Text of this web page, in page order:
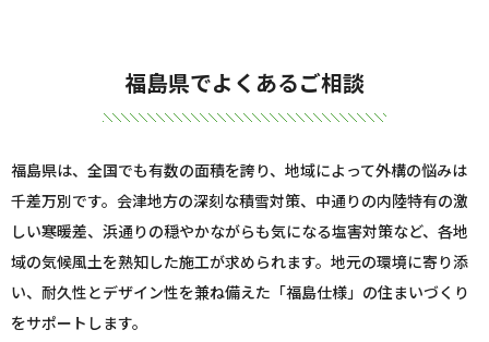
福島県でよくあるご相談
福島県は、全国でも有数の面積を誇り、地域によって外構の悩みは
千差万別です。会津地方の深刻な積雪対策、中通りの内陸特有の激
しい寒暖差、浜通りの穏やかながらも気になる塩害対策など、各地
域の気候風土を熟知した施工が求められます。地元の環境に寄り添
い、耐久性とデザイン性を兼ね備えた「福島仕様」の住まいづくり
をサポートします。